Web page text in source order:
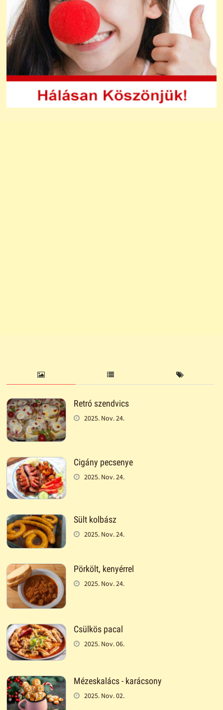
Retró szendvics
2025. Nov. 24.
Cigány pecsenye
2025. Nov. 24.
Sült kolbász
2025. Nov. 24.
Pörkölt, kenyérrel
2025. Nov. 24.
Csülkös pacal
2025. Nov. 06.
Mézeskalács - karácsony
2025. Nov. 02.